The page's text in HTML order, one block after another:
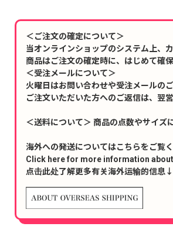
＜ご注文の確定について＞
当オンラインショップのシステム上、
商品はご注文の確定時に、はじめて確
＜受注メールについて＞
火曜日はお問い合わせや受注メールの
ご注文いただいた方へのご返信は、翌
＜送料について＞ 商品の点数やサイズ
海外への発送についてはこちらをご覧
Click here for more information about
点击此处了解更多有关海外运输的信息↓